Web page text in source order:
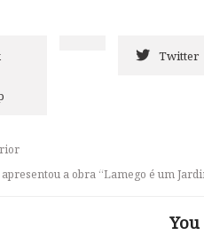
Twitter
a obra “Lamego é um